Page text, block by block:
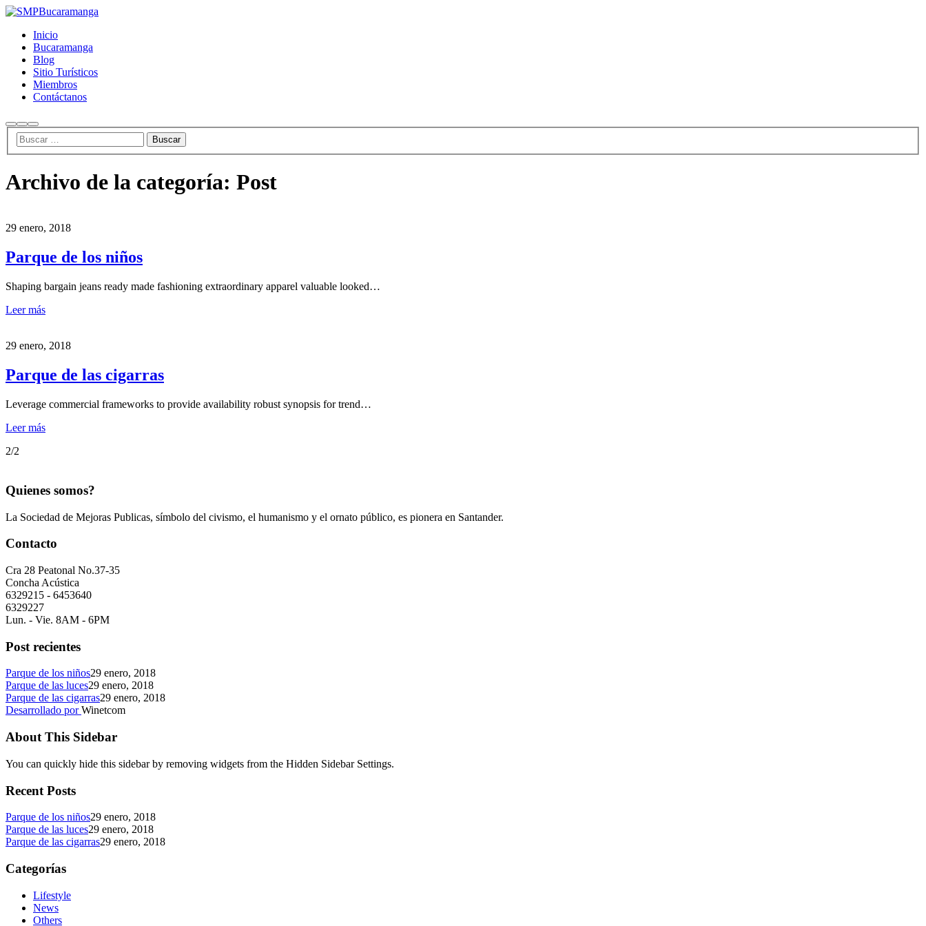
Inicio
Bucaramanga
Blog
Sitio Turísticos
Miembros
Contáctanos
Buscar
Más
información
Menú
principal
Archivo de la categoría: Post
29 enero, 2018
Parque de los niños
Shaping bargain jeans ready made fashioning extraordinary apparel valuable looked…
Leer más
29 enero, 2018
Parque de las cigarras
Leverage commercial frameworks to provide availability robust synopsis for trend…
Leer más
2/2
Quienes somos?
La Sociedad de Mejoras Publicas, símbolo del civismo, el humanismo y el ornato público, es pionera en Santander.
Contacto
Cra 28 Peatonal No.37-35
Concha Acústica
6329215 - 6453640
6329227
Lun. - Vie. 8AM - 6PM
Post recientes
Parque de los niños29 enero, 2018
Parque de las luces29 enero, 2018
Parque de las cigarras29 enero, 2018
Desarrollado porWinetcom
About This Sidebar
You can quickly hide this sidebar by removing widgets from the Hidden Sidebar Settings.
Recent Posts
Parque de los niños29 enero, 2018
Parque de las luces29 enero, 2018
Parque de las cigarras29 enero, 2018
Categorías
Lifestyle
News
Others